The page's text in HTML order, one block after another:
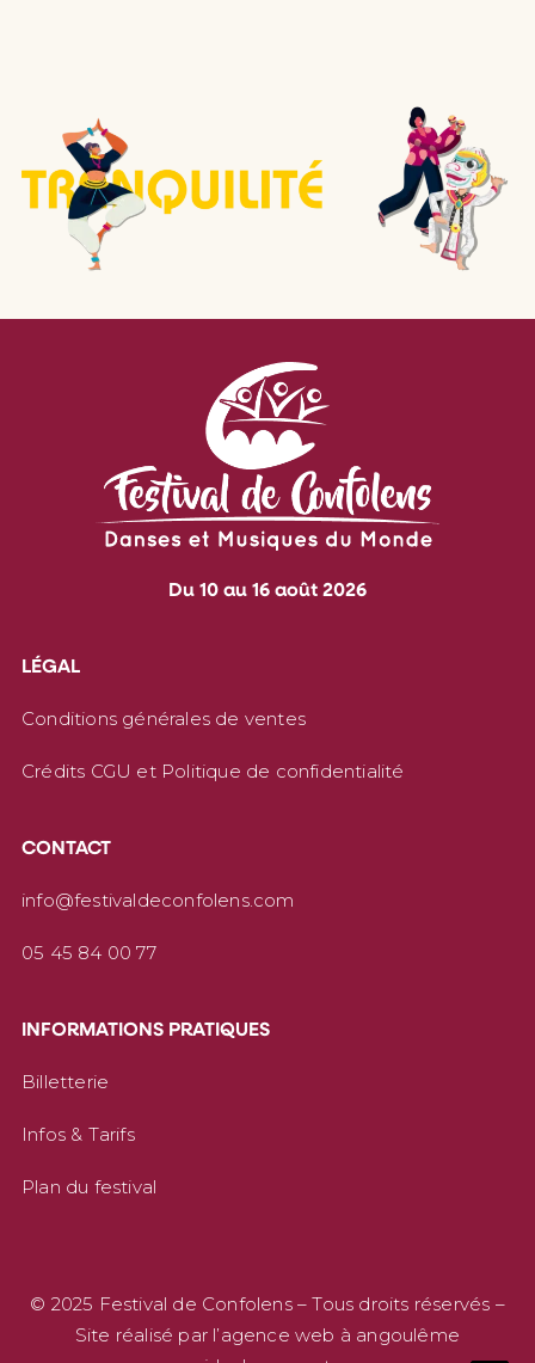
Du 10 au 16 août 2026
LÉGAL
Conditions générales de ventes
Crédits CGU et Politique de confidentialité
CONTACT
info@festivaldeconfolens.com
05 45 84 00 77
INFORMATIONS PRATIQUES
Billetterie
Infos & Tarifs
Plan du festival
© 2025 Festival de Confolens – Tous droits réservés –
Site réalisé par l’agence web à angoulême